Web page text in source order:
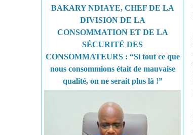
BAKARY NDIAYE, CHEF DE LA
DIVISION DE LA
CONSOMMATION ET DE LA
SÉCURITÉ DES
CONSOMMATEURS : “Si tout ce que
nous consommions était de mauvaise
qualité, on ne serait plus là !”